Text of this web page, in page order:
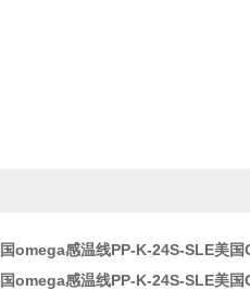
omega感温线PP-K-24S-SLE美国
omega感温线PP-K-24S-SLE美国